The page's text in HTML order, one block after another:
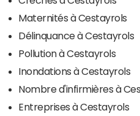
Maternités à Cestayrols
Délinquance à Cestayrols
Pollution à Cestayrols
Inondations à Cestayrols
Nombre d'infirmières à
Entreprises à Cestayrols